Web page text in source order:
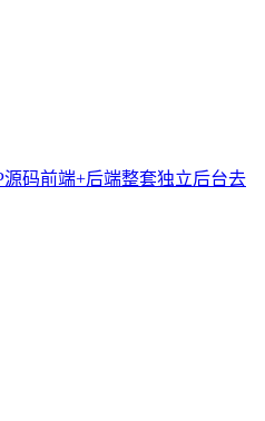
码前端+后端整套独立后台去